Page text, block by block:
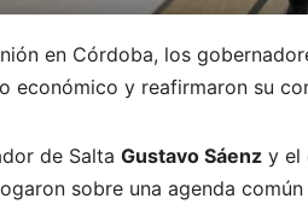
en Córdoba, los
económico y reafirmaron su
de Salta Gustavo Sáenz y el
sobre una agenda